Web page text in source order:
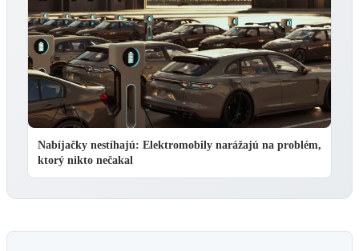
Nabíjačky nestíhajú: Elektromobily narážajú na problém,
ktorý nikto nečakal